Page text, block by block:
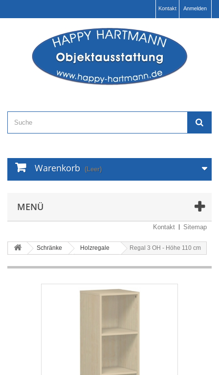
Anmelden
Kontakt
Warenkorb (Leer)
MENÜ
Kontakt Sitemap
Schränke Holzregale Regal 3 OH - Höhe 110 cm